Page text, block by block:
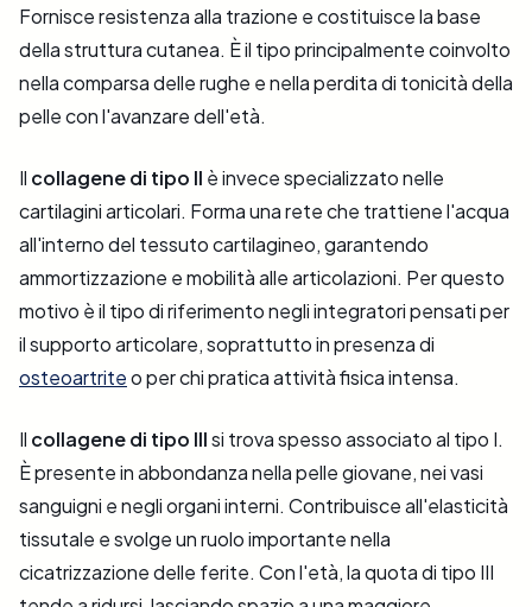
Fornisce resistenza alla trazione e costituisce la base
della struttura cutanea. È il tipo principalmente coinvolto
nella comparsa delle rughe e nella perdita di tonicità della
pelle con l'avanzare dell'età.
Il collagene di tipo II è invece specializzato nelle
cartilagini articolari. Forma una rete che trattiene l'acqua
all'interno del tessuto cartilagineo, garantendo
ammortizzazione e mobilità alle articolazioni. Per questo
motivo è il tipo di riferimento negli integratori pensati per
il supporto articolare, soprattutto in presenza di
osteoartriteo per chi pratica attività fisica intensa.
Il collagene di tipo IIIsi trova spesso associato al tipo I.
È presente in abbondanza nella pelle giovane, nei vasi
sanguigni e negli organi interni. Contribuisce all'elasticità
tissutale e svolge un ruolo importante nella
cicatrizzazione delle ferite. Con l'età, la quota di tipo III